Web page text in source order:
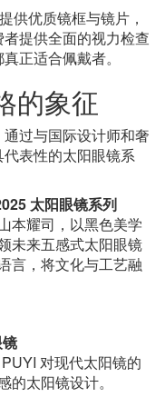
供优质镜框与镜片，
提供全面的视力检查
正适合佩戴者。
的象征
过与国际设计师和奢
表性的太阳眼镜系
太阳眼镜系列
本耀司，以黑色美学
未来五感式太阳眼镜
言，将文化与工艺融
对现代太阳镜的
太阳镜设计。